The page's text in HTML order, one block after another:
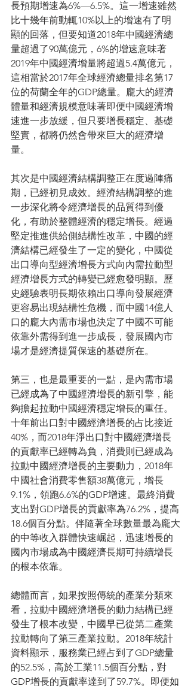
長預期增速為6%—6.5%。這一增速雖然
比十幾年前動輒10%以上的增速有了明
顯的回落，但要知道2018年中國經濟總
量超過了90萬億元，6%的增速意味著
2019年中國經濟增量將超過5.4萬億元，
這相當於2017年全球經濟總量排名第17
位的荷蘭全年的GDP總量。龐大的經濟
體量和經濟規模意味著即便中國經濟增
速進一步放緩，但只要增長穩定、基礎
堅實，都將仍然會帶來巨大的經濟增
量。
其次是中國經濟結構調整正在度過陣痛
期，已經初見成效。經濟結構調整的進
一步深化將令經濟增長的品質得到優
化，有助於整體經濟的穩定增長。經過
堅定推進供給側結構性改革，中國的經
濟結構已經發生了一定的變化，中國從
出口導向型經濟增長方式向內需拉動型
經濟增長方式的轉變已經愈發明顯。歷
史經驗表明長期依賴出口導向發展經濟
更容易出現結構性危機，而中國14億人
口的龐大內需市場也決定了中國不可能
依靠外需得到進一步成長，發展國內市
場才是經濟提質保速的基礎所在。
第三，也是最重要的一點，是內需市場
已經成為了中國經濟增長的新引擎，能
夠擔起拉動中國經濟穩定增長的重任。
十年前出口對中國經濟增長的占比接近
40%，而2018年淨出口對中國經濟增長
的貢獻率已經轉為負，消費則已經成為
拉動中國經濟增長的主要動力，2018年
中國社會消費零售額38萬億元，增長
9.1%，領跑6.6%的GDP增速。最終消費
支出對GDP增長的貢獻率為76.2%，提高
18.6個百分點。伴隨著全球數量最為龐大
的中等收入群體快速崛起，迅速增長的
國內市場成為中國經濟長期可持續增長
的根本依靠。
總體而言，如果按照傳統的產業分類來
看，拉動中國經濟增長的動力結構已經
發生了根本改變，中國早已從第二產業
拉動轉向了第三產業拉動。2018年統計
資料顯示，服務業已經占到了GDP總量
的52.5%，高於工業11.5個百分點，對
GDP增長的貢獻率達到了59.7%。即便如